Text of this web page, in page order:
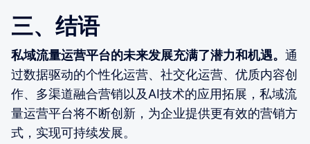
三、结语
私域流量运营平台的未来发展充满了潜力和机遇。 通
过数据驱动的个性化运营、社交化运营、优质内容创
作、多渠道融合营销以及AI技术的应用拓展，私域流
量运营平台将不断创新，为企业提供更有效的营销方
式，实现可持续发展。